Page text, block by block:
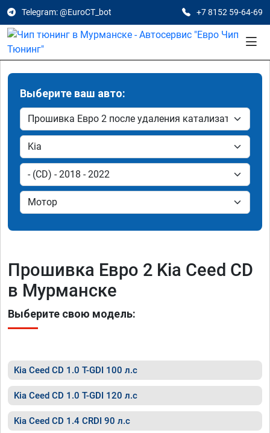
Telegram: @EuroCT_bot +7 8152 59-64-69
Выберите ваш авто:
Прошивка Евро 2 Kia Ceed CD
в Мурманске
Выберите свою модель:
Kia Ceed CD 1.0 T-GDI 100 л.с
Kia Ceed CD 1.0 T-GDI 120 л.с
Kia Ceed CD 1.4 CRDI 90 л.с